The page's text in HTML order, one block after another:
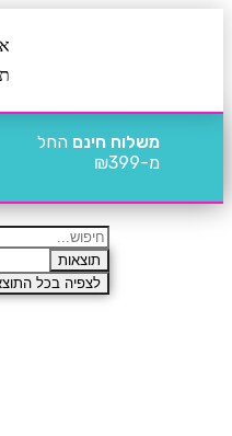
משלוח חינם החל
מ-₪399
תוצאות
לצפיה בכל